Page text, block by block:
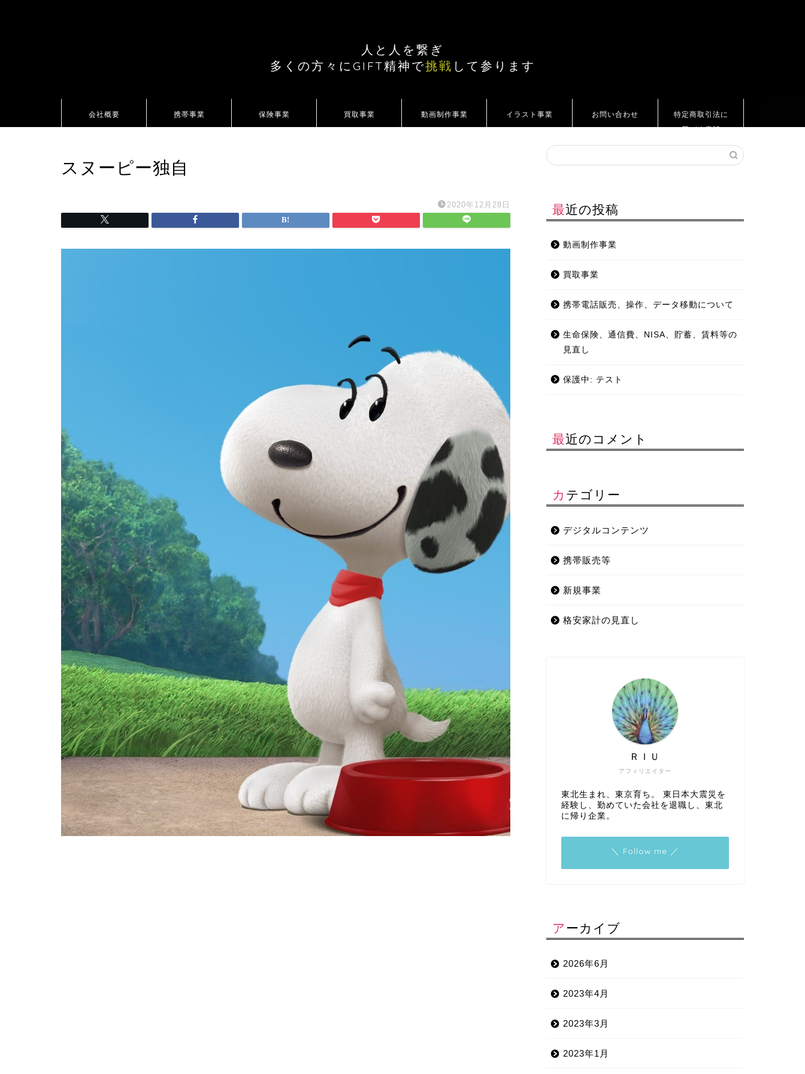
人と人を繋ぎ
多くの方々にGIFT精神で挑戦 して参ります
会社概要 携帯事業 保険事業 買取事業 動画制作事業 イラスト事業 お問い合わせ
特定商取引法に
基づく表記
スヌーピー独自
2020年12月28日 最近の投稿
動画制作事業
買取事業
携帯電話販売、操作、データ移動について
生命保険、通信費、NISA、貯蓄、賃料等の
見直し
保護中: テスト
最近のコメント
カテゴリー
デジタルコンテンツ
携帯販売等
新規事業
格安家計の見直し
アフィリエイター
ＲＩＵ
東北生まれ、東京育ち。 東日本大震災を
経験し、勤めていた会社を退職し、東北
に帰り企業。
＼ Follow me ／
アーカイブ
2026年6月
2023年4月
2023年3月
2023年1月